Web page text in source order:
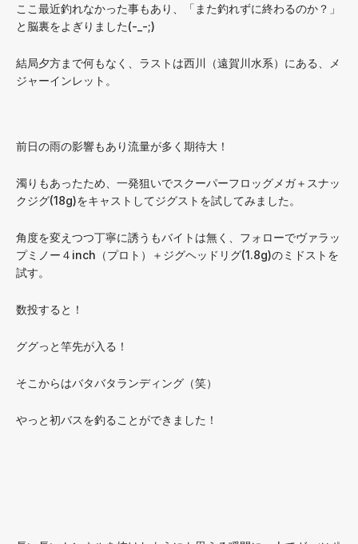
ここ最近釣れなかった事もあり、「また釣れずに終わるのか？」
と脳裏をよぎりました(-_-;)
結局夕方まで何もなく、ラストは西川（遠賀川水系）にある、メ
ジャーインレット。
前日の雨の影響もあり流量が多く期待大！
濁りもあったため、一発狙いでスクーパーフロッグメガ＋スナッ
クジグ(18g)をキャストしてジグストを試してみました。
角度を変えつつ丁寧に誘うもバイトは無く、フォローでヴァラッ
プミノー４inch（プロト）＋ジグヘッドリグ(1.8g)のミドストを
試す。
数投すると！
ググっと竿先が入る！
そこからはバタバタランディング（笑）
やっと初バスを釣ることができました！